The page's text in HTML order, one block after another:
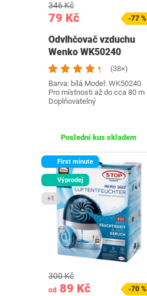
79 Kč
346 Kč
-77 %
Odvlhčovač vzduchu
Wenko WK50240
(38×)
Barva: bílá Model: ‎WK50240
Pro místnosti až do cca 80 m
Doplňovatelný
Poslední kus skladem
First minute
Výprodej
+1
od 89 Kč
300 Kč
-70 %